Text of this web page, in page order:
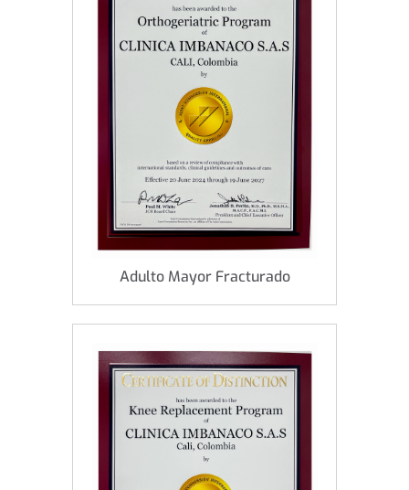
Adulto Mayor Fracturado